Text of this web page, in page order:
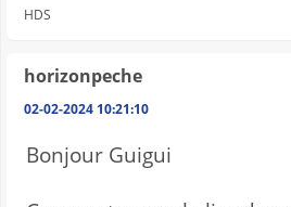
HDS
horizonpeche
02-02-2024 10:21:10
Bonjour Guigui